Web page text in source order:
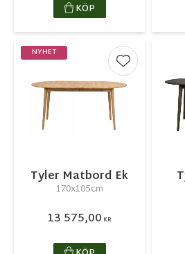
KÖP
Tyler Matbord Ek
170x105cm
13 575,00 KR
NYHET
Lägg till i